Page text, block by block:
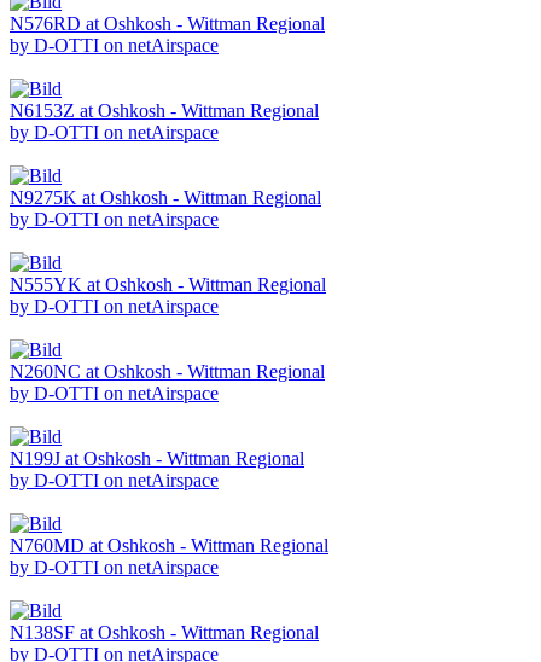
N576RD at Oshkosh - Wittman Regional
by D-OTTI on netAirspace
N6153Z at Oshkosh - Wittman Regional
by D-OTTI on netAirspace
N9275K at Oshkosh - Wittman Regional
by D-OTTI on netAirspace
N555YK at Oshkosh - Wittman Regional
by D-OTTI on netAirspace
N260NC at Oshkosh - Wittman Regional
by D-OTTI on netAirspace
N199J at Oshkosh - Wittman Regional
by D-OTTI on netAirspace
N760MD at Oshkosh - Wittman Regional
by D-OTTI on netAirspace
N138SF at Oshkosh - Wittman Regional
by D-OTTI on netAirspace